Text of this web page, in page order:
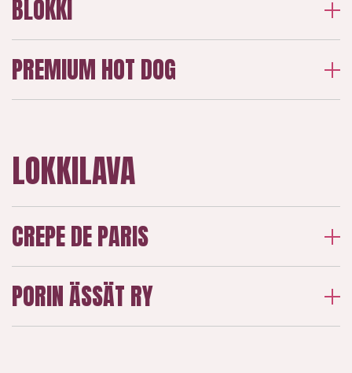
BLOKKI
PREMIUM HOT DOG
LOKKILAVA
CREPE DE PARIS
PORIN ÄSSÄT RY